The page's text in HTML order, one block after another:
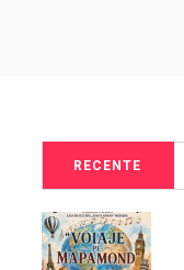
RECENTE